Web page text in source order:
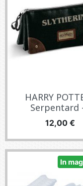
HARRY
Serpentard
Prezzo
12,00 €
In